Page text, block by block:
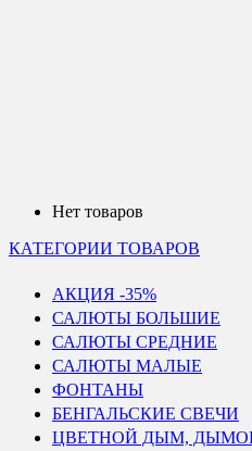
Нет товаров
КАТЕГОРИИ ТОВАРОВ
АКЦИЯ -35%
САЛЮТЫ БОЛЬШИЕ
САЛЮТЫ СРЕДНИЕ
САЛЮТЫ МАЛЫЕ
ФОНТАНЫ
БЕНГАЛЬСКИЕ СВЕЧИ
ЦВЕТНОЙ ДЫМ,